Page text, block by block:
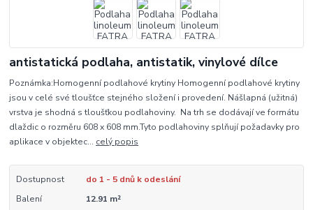
antistatická podlaha, antistatik, vinylové dílce
Poznámka:Homogenní podlahové krytiny Homogenní podlahové krytiny
jsou v celé své tloušťce stejného složení i provedení. Nášlapná (užitná)
vrstva je shodná s tloušťkou podlahoviny. Na trh se dodávají ve formátu
dlaždic o rozměru 608 x 608 mm.Tyto podlahoviny splňují požadavky pro
aplikace v objektec... celý popis
Dostupnost
do 1 - 5 dnů k odeslání
Balení
12.91 m²